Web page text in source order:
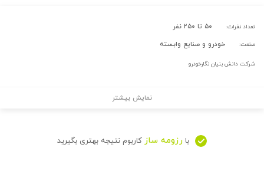
تعداد نفرات: ۵۰ تا ۲۵۰ نفر
صنعت: خودرو و صنایع وابسته
شرکت دانش بنیان نگارخودرو
نمایش بیشتر
با رزومه ساز کاربوم نتیجه بهتری بگیرید